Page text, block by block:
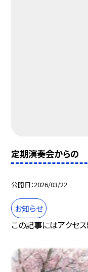
定期演奏会からの
公開日 2026/03/22
お知らせ
この記事にはアクセ